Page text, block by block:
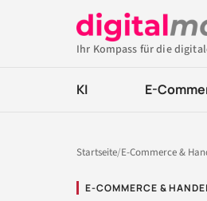
Ihr Kompass für die
KI E-
Startseite/E-Commerce &
E-COMMERCE &